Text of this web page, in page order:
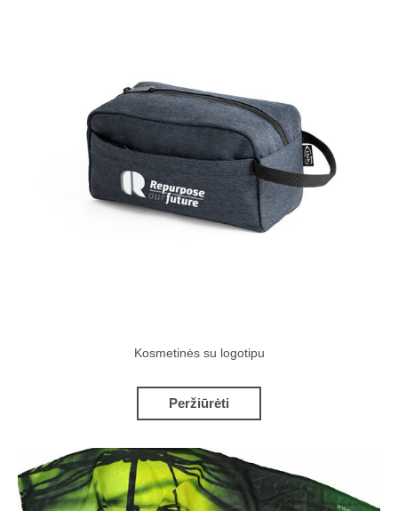
Kosmetinės su logotipu
Peržiūrėti